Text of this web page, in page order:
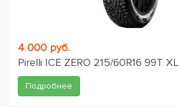
4 000 руб.
Pirelli ICE ZERO 215/60R16 99T XL
Подробнее